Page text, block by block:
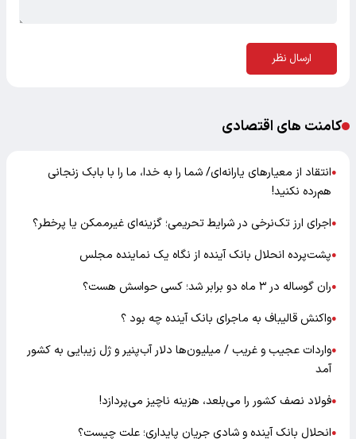
ارسال نظر
کامنت های اقتصادی
●انتقاد از معیارهای یارانه‌ای/ شما را به خدا، ما را با بابک زنجانی
هم‌رده نکنید!
●اجرای ارز تک‌نرخی در شرایط تحریمی؛ گزینه‌ای غیرممکن یا پرخطر؟
●پشت‌پرده انحلال بانک آینده از نگاه یک نماینده مجلس
●ران گوساله در ۳ ماه دو برابر شد؛ کسی حواسش هست؟
●واکنش قالیباف به ماجرای بانک آینده چه بود ؟
●واردات عجیب و غریب / میلیون‌ها دلار آب‌پنیر و ژل زیبایی به کشور
آمد
●فولاد نصف کشور را می‌بلعد، هزینه ناچیز می‌پردازد!
●انحلال بانک آینده و شادی جریان پایداری؛ علت چیست؟